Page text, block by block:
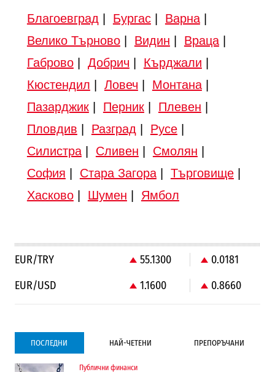
Благоевград Бургас| Варна|
Велико Търново| Видин Враца|
Габрово| Добрич Кърджали
Кюстендил
Ловеч Монтана|
Пазарджик| Перник| Плевен
Пловдив
Разград Русе|
Силистра| Сливен Смолян
София
Стара Загора| Търговище|
Хасково| Шумен Ямбол
EUR/TRY 55.1300
0.0181
EUR/USD
1.1600 0.8660
ПОСЛЕДНИ НАЙ-ЧЕТЕНИ ПРЕПОРЪЧАНИ
Публични финанси
Градоустройство
Компании